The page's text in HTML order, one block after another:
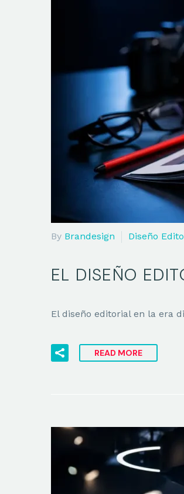
By Brandesign Diseño
EL DISEÑO
El diseño editorial en la era
READ MORE